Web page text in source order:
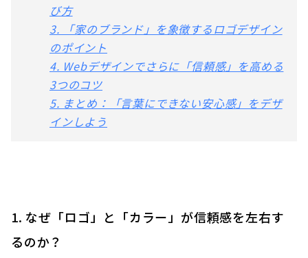
び方
3. 「家のブランド」を象徴するロゴデザイン
のポイント
4. Webデザインでさらに「信頼感」を高める
3つのコツ
5. まとめ：「言葉にできない安心感」をデザ
インしよう
1. なぜ「ロゴ」と「カラー」が信頼感を左右す
るのか？